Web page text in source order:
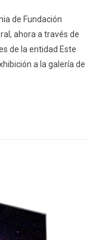
de Fundación
ahora a través de
de la entidad Este
a la galería de